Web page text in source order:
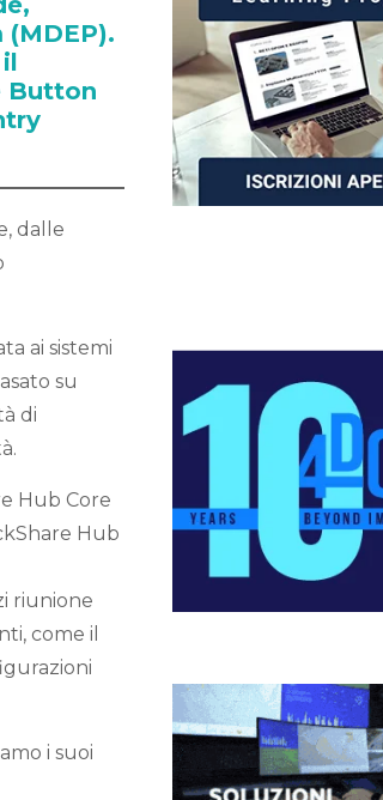
Button
dalle
ai sistemi
su
di
Hub Core
Hub
riunione
come il
i suoi